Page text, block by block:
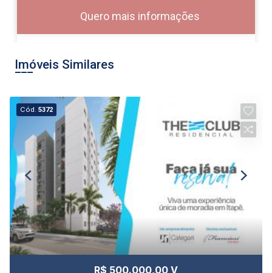
Quero mais informações
Continuar
Imóveis Similares
Cód.5372
R$ 500.000,00 V